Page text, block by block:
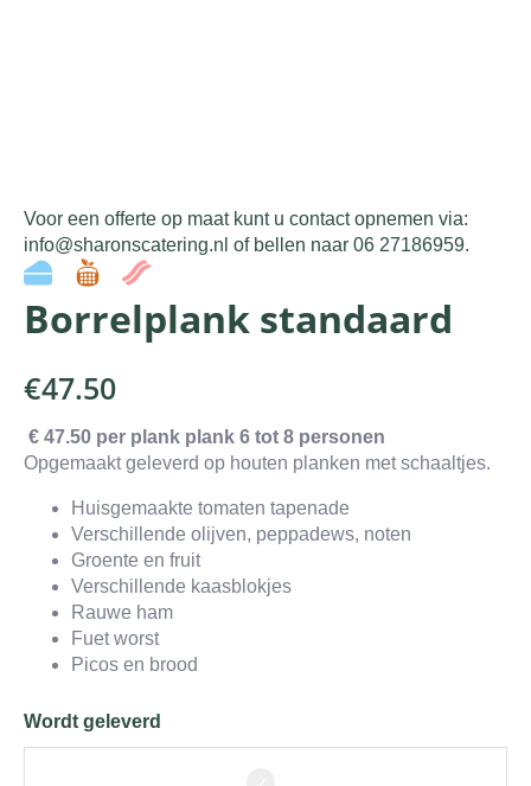
Voor een offerte op maat kunt u contact opnemen via:
info@sharonscatering.nl of bellen naar 06 27186959.
Borrelplank standaard
€47.50
€ 47.50 per plank plank 6 tot 8 personen
Opgemaakt geleverd op houten planken met schaaltjes.
Huisgemaakte tomaten tapenade
Verschillende olijven, peppadews, noten
Groente en fruit
Verschillende kaasblokjes
Rauwe ham
Fuet worst
Picos en brood
Wordt geleverd